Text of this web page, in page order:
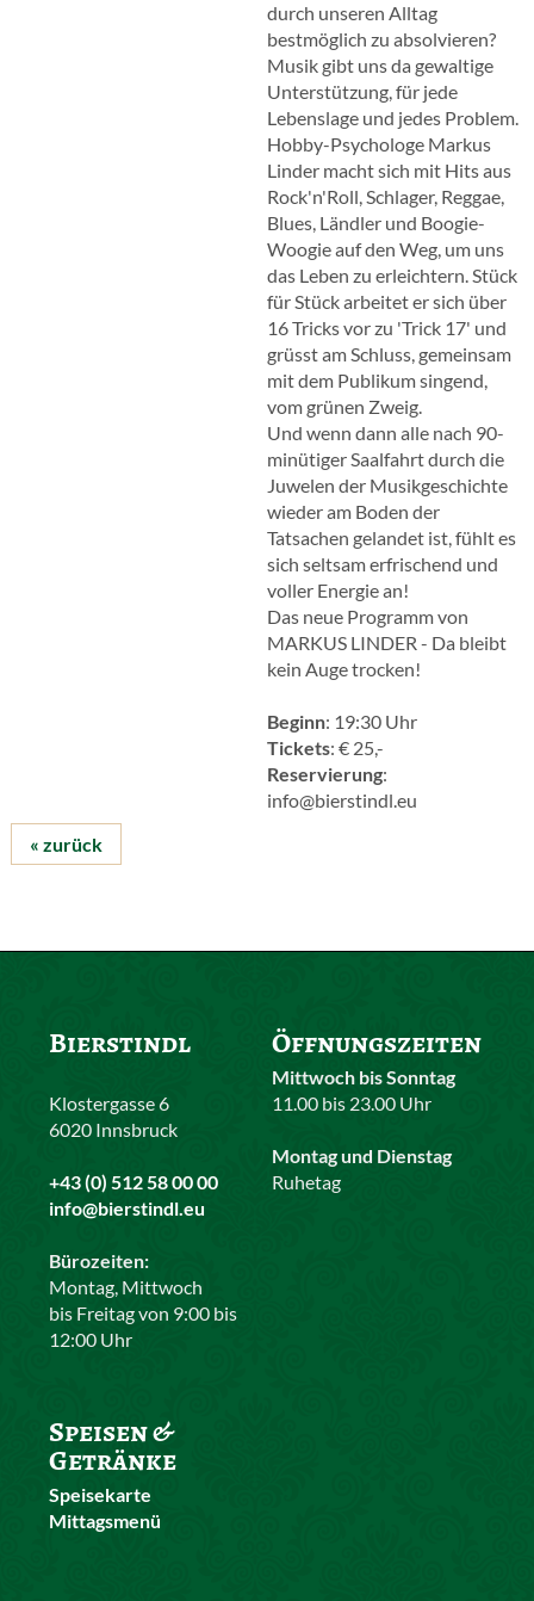
durch unseren Alltag
bestmöglich zu absolvieren?
Musik gibt uns da gewaltige
Unterstützung, für jede
Lebenslage und jedes Problem.
Hobby-Psychologe Markus
Linder macht sich mit Hits aus
Rock'n'Roll, Schlager, Reggae,
Blues, Ländler und Boogie-
Woogie auf den Weg, um uns
das Leben zu erleichtern. Stück
für Stück arbeitet er sich über
16 Tricks vor zu 'Trick 17' und
grüsst am Schluss, gemeinsam
mit dem Publikum singend,
vom grünen Zweig.
Und wenn dann alle nach 90-
minütiger Saalfahrt durch die
Juwelen der Musikgeschichte
wieder am Boden der
Tatsachen gelandet ist, fühlt es
sich seltsam erfrischend und
voller Energie an!
Das neue Programm von
MARKUS LINDER - Da bleibt
kein Auge trocken!
Beginn: 19:30 Uhr
Tickets: € 25,-
Reservierung:
info@bierstindl.eu
« zurück
Bierstindl
Klostergasse 6
6020 Innsbruck
+43 (0) 512 58 00 00
info@bierstindl.eu
Bürozeiten:
Montag, Mittwoch
bis Freitag von 9:00 bis
12:00 Uhr
Öffnungszeiten
Mittwoch bis Sonntag
11.00 bis 23.00 Uhr
Montag und Dienstag
Ruhetag
Speisen &
Getränke
Speisekarte
Mittagsmenü